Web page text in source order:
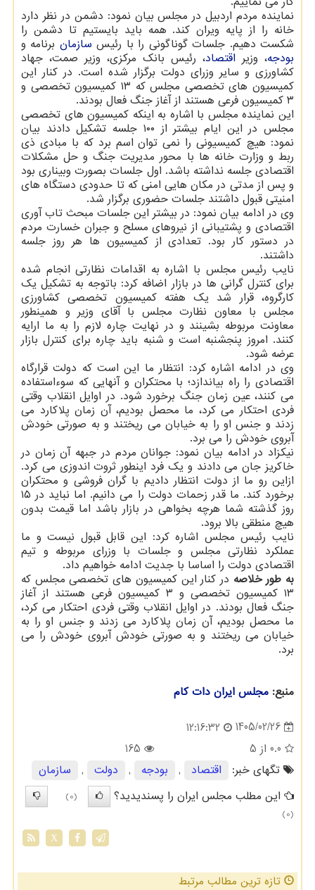
نماینده مردم اردبیل در مجلس بیان نمود: دشمن در نظر دارد
خانه را از پایه ویران کند. همه باید بایستیم تا دشمن را
شکست دهیم. جلسات گوناگونی را با رئیس سازمان برنامه و
بودجه، وزیر اقتصاد، رئیس بانک مرکزی، وزیر صمت، جهاد
کشاورزی و سایر وزرای دولت برگزار شده است. در کنار این
کمیسیون های تخصصی مجلس که ۱۳ کمیسیون تخصصی و
۳ کمیسیون فرعی هستند از آغاز جنگ فعال بودند.
این نماینده مجلس با اشاره به اینکه کمیسیون های تخصصی
مجلس در این ایام بیشتر از ۱۰۰ جلسه تشکیل دادند بیان
نمود: هیچ کمیسیونی را نمی توان اسم برد که با مبادی ذی
ربط و وزارت خانه ها با محور مدیریت جنگ و حل مشکلات
اقتصادی جلسه نداشته باشد. اول جلسات بصورت وبیناری بود
و پس از مدتی در مکان هایی امنی که تا حدودی دستگاه های
امنیتی قبول داشتند جلسات حضوری برگزار شد.
وی در ادامه بیان نمود: در بیشتر این جلسات مبحث تاب آوری
اقتصادی و پشتیبانی از نیروهای مسلح و جبران خسارت مردم
در دستور کار بود. تعدادی از کمیسیون ها هر روز جلسه
داشتند.
نایب رئیس مجلس با اشاره به اقدامات نظارتی انجام شده
برای کنترل گرانی ها در بازار اضافه کرد: باتوجه به تشکیل یک
کارگروه، قرار شد یک هفته کمیسیون تخصصی کشاورزی
مجلس با معاون نظارت مجلس با آقای وزیر و همینطور
معاونت مربوطه بشینند و در نهایت چاره لازم را به ما ارایه
کنند. امروز پنجشنبه است و شنبه باید چاره برای کنترل بازار
عرضه شود.
وی در ادامه اشاره کرد: انتظار ما این است که دولت قرارگاه
اقتصادی را راه بیاندازد؛ با محتکران و آنهایی که سوءاستفاده
می کنند، عین زمان جنگ برخورد شود. در اوایل انقلاب وقتی
فردی احتکار می کرد، ما محصل بودیم، آن زمان پلاکارد می
زدند و جنس او را به خیابان می ریختند و به صورتی خودش
آبروی خودش را می برد.
نیکزاد در ادامه بیان نمود: جوانان مردم در جبهه آن زمان در
خاکریز جان می دادند و یک فرد اینطور ثروت اندوزی می کرد.
ازاین رو ما از دولت انتظار دادیم با گران فروشی و محتکران
برخورد کند. ما قدر زحمات دولت را می دانیم. اما نباید در ۱۵
روز گذشته شما هرچه بخواهی در بازار باشد اما قیمت بدون
هیچ منطقی بالا برود.
نایب رئیس مجلس اشاره کرد: این قابل قبول نیست و ما
عملکرد نظارتی مجلس و جلسات با وزرای مربوطه و تیم
اقتصادی دولت را اساسا با جدیت ادامه خواهیم داد.
به طور خلاصه در کنار این کمیسیون های تخصصی مجلس که
۱۳ کمیسیون تخصصی و ۳ کمیسیون فرعی هستند از آغاز
جنگ فعال بودند. در اوایل انقلاب وقتی فردی احتکار می کرد،
ما محصل بودیم، آن زمان پلاکارد می زدند و جنس او را به
خیابان می ریختند و به صورتی خودش آبروی خودش را می
برد.
منبع: مجلس ایران دات كام
1405/02/26
12:16:32
0.0 از 5
165
تگهای خبر:
اقتصاد , بودجه , دولت ,
سازمان
این مطلب مجلس ایران را پسندیدید؟
(0)
(0)
X
تازه ترین مطالب مرتبط